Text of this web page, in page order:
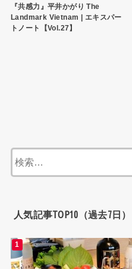
『共感力』平井かがり The
Landmark Vietnam | エキスパー
トノート【Vol.27】
人気記事TOP10（過去7日）